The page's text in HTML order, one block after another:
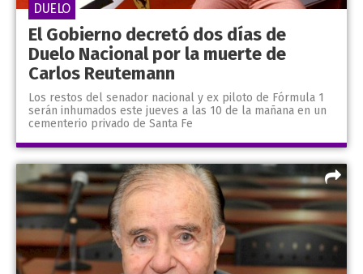
El Gobierno decretó dos días de
Duelo Nacional por la muerte de
Carlos Reutemann
Los restos del senador nacional y ex piloto de Fórmula 1
serán inhumados este jueves a las 10 de la mañana en un
cementerio privado de Santa Fe
DUELO